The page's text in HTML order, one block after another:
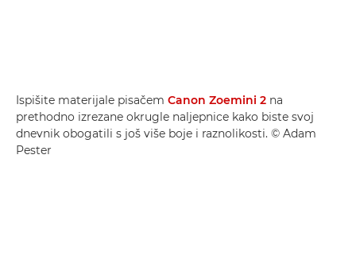
Ispišite materijale pisačem Canon Zoemini 2 na
prethodno izrezane okrugle naljepnice kako biste svoj
dnevnik obogatili s još više boje i raznolikosti. © Adam
Pester